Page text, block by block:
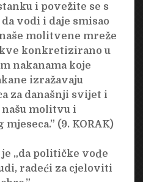
i povežite se s
vodi i daje smisao
molitvene mreže
konkretizirano u
nakanama koje
izražavaju
za današnji svijet i
molitvu i
(9. KORAK)
„da političke vođe
radeći za cjeloviti